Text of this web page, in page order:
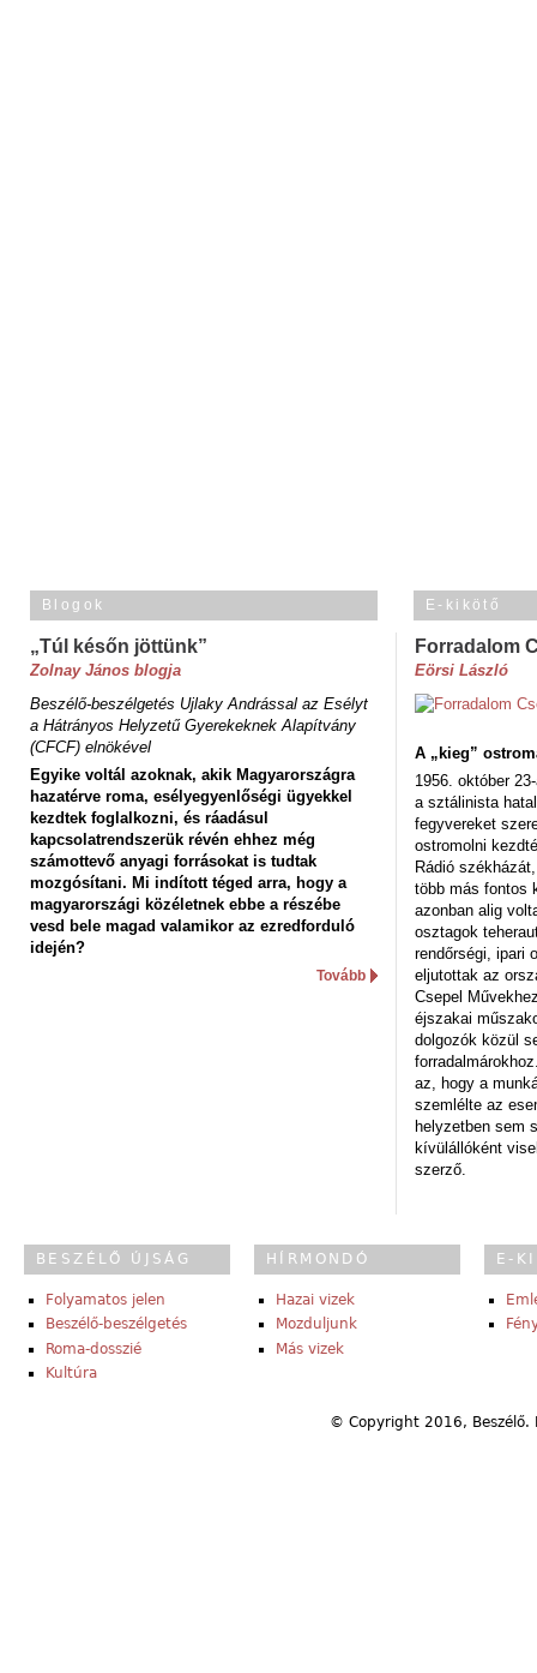
Blogok
„Túl későn jöttünk”
Zolnay János blogja
Beszélő-beszélgetés Ujlaky Andrással az Esélyt
a Hátrányos Helyzetű Gyerekeknek Alapítvány
(CFCF) elnökével
Egyike voltál azoknak, akik Magyarországra
hazatérve roma, esélyegyenlőségi ügyekkel
kezdtek foglalkozni, és ráadásul
kapcsolatrendszerük révén ehhez még
számottevő anyagi forrásokat is tudtak
mozgósítani. Mi indított téged arra, hogy a
magyarországi közéletnek ebbe a részébe
vesd bele magad valamikor az ezredforduló
idején?
Tovább
E-kikötő
Forradalom
Eörsi László
A „kieg”
1956. október
a sztálinista
fegyvereket
ostromolni
Rádió
több más fontos
azonban alig
osztagok
rendőrségi, ipari
eljutottak az
Csepel
éjszakai
dolgozók közül
az, hogy a
szemlélte az
helyzetben sem
kívülállóként
szerző.
BESZÉLŐ ÚJSÁG
Folyamatos jelen
Beszélő-beszélgetés
Roma-dosszié
Kultúra
HÍRMONDÓ
Hazai vizek
Mozduljunk
Más vizek
E-
© Copyright 2016,